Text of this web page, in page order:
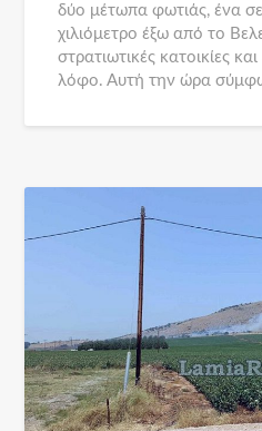
δύο μέτωπα φωτιάς, ένα
χιλιόμετρο έξω από το
στρατιωτικές κατοικίες
λόφο. Αυτή την ώρα